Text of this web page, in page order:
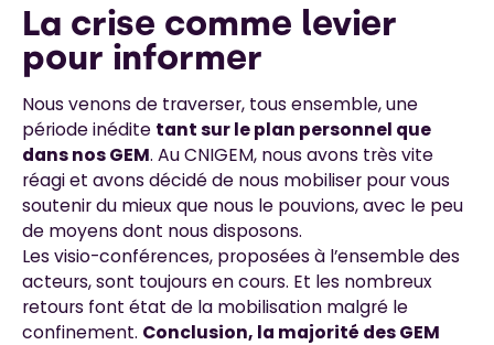
La crise comme levier
pour informer
Nous venons de traverser, tous ensemble, une
période inédite tant sur le plan personnel que
dans nos GEM. Au CNIGEM, nous avons très vite
réagi et avons décidé de nous mobiliser pour vous
soutenir du mieux que nous le pouvions, avec le peu
de moyens dont nous disposons.
Les visio-conférences, proposées à l’ensemble des
acteurs, sont toujours en cours. Et les nombreux
retours font état de la mobilisation malgré le
confinement. Conclusion, la majorité des GEM